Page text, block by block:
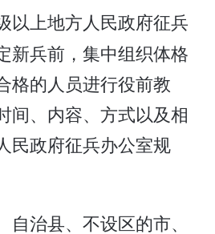
以上地方人民政府征兵
新兵前，集中组织体格
格的人员进行役前教
间、内容、方式以及相
民政府征兵办公室规
自治县、不设区的市、